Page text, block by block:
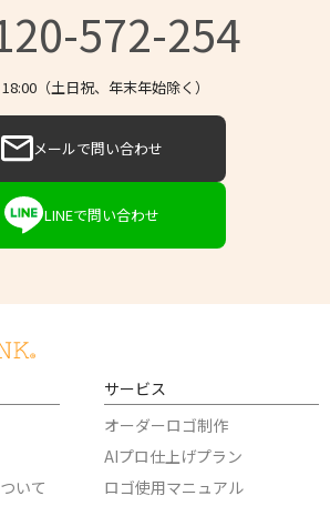
572-254
（土日祝、年末年始除く）
メールで問い合わせ
LINEで問い合わせ
いて
サービス
オーダーロゴ制作
AIプロ仕上げプラン
ロゴ使用マニュアル